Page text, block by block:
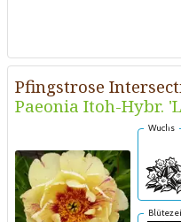
Pfingstrose
Paeonia Itoh-Hybr.
Wuchs